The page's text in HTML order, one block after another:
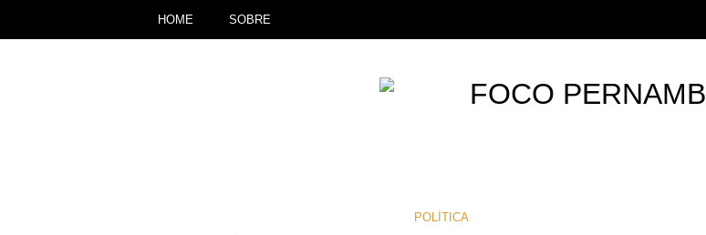
HOME SOBRE
POLÍTICA